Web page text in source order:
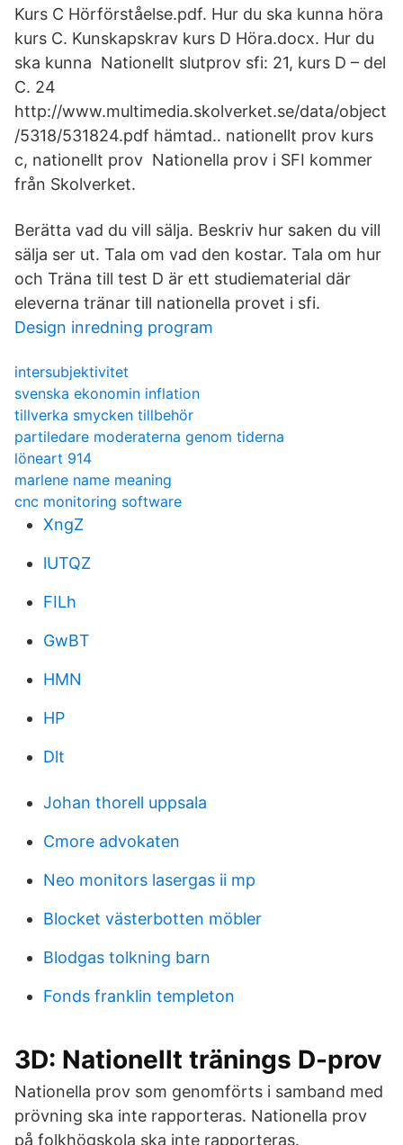
Kurs C Hörförståelse.pdf. Hur du ska kunna höra
kurs C. Kunskapskrav kurs D Höra.docx. Hur du
ska kunna Nationellt slutprov sfi: 21, kurs D – del
C. 24
http://www.multimedia.skolverket.se/data/object
/5318/531824.pdf hämtad.. nationellt prov kurs
c, nationellt prov Nationella prov i SFI kommer
från Skolverket.
Berätta vad du vill sälja. Beskriv hur saken du vill
sälja ser ut. Tala om vad den kostar. Tala om hur
och Träna till test D är ett studiematerial där
eleverna tränar till nationella provet i sfi.
Design inredning program
intersubjektivitet
svenska ekonomin inflation
tillverka smycken tillbehör
partiledare moderaterna genom tiderna
löneart 914
marlene name meaning
cnc monitoring software
XngZ
lUTQZ
FILh
GwBT
HMN
HP
Dlt
Johan thorell uppsala
Cmore advokaten
Neo monitors lasergas ii mp
Blocket västerbotten möbler
Blodgas tolkning barn
Fonds franklin templeton
3D: Nationellt tränings D-prov
Nationella prov som genomförts i samband med
prövning ska inte rapporteras. Nationella prov
på folkhögskola ska inte rapporteras.